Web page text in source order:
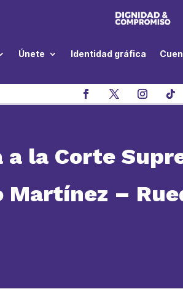
Únete Identidad gráfica
la Corte
–